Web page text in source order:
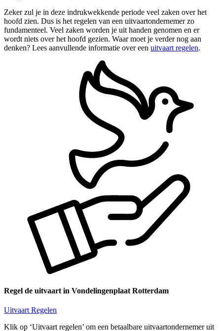
Zeker zul je in deze indrukwekkende periode veel zaken over het
hoofd zien. Dus is het regelen van een uitvaartondernemer zo
fundamenteel. Veel zaken worden je uit handen genomen en er
wordt niets over het hoofd gezien. Waar moet je verder nog aan
denken? Lees aanvullende informatie over een uitvaart regelen.
Regel de uitvaart in Vondelingenplaat Rotterdam
Uitvaart Regelen
Klik op ‘Uitvaart regelen’ om een betaalbare uitvaartondernemer uit